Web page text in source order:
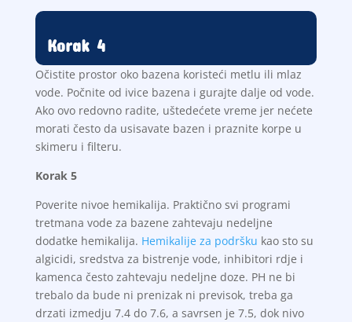
Korak 4
Očistite prostor oko bazena koristeći metlu ili mlaz
vode. Počnite od ivice bazena i gurajte dalje od vode.
Ako ovo redovno radite, uštedećete vreme jer nećete
morati često da usisavate bazen i praznite korpe u
skimeru i filteru.
Korak 5
Poverite nivoe hemikalija. Praktično svi programi
tretmana vode za bazene zahtevaju nedeljne
dodatke hemikalija. Hemikalije za podršku kao sto su
algicidi, sredstva za bistrenje vode, inhibitori rdje i
kamenca često zahtevaju nedeljne doze. PH ne bi
trebalo da bude ni prenizak ni previsok, treba ga
drzati izmedju 7.4 do 7.6, a savrsen je 7.5, dok nivo